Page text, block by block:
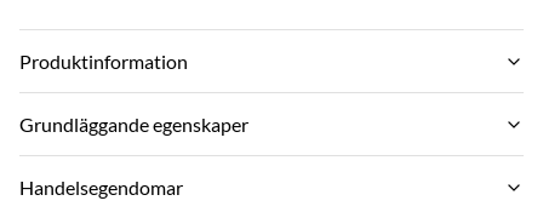
Produktinformation
Material:
Eco-Friendly:
Grundläggande egenskaper
Varumärke:
Handelsegendomar